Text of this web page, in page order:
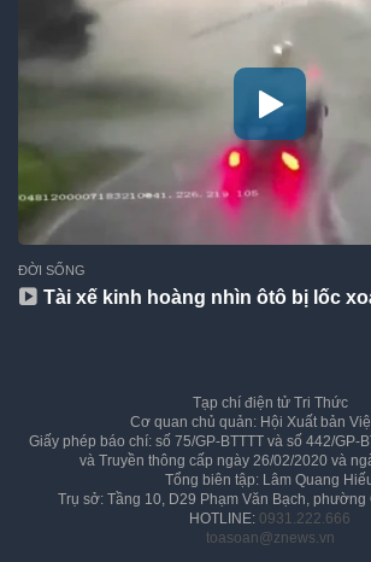
ĐỜI SỐNG
Tài xế kinh hoàng nhìn ôtô bị lốc
Tạp chí điện tử Tri Thức
Cơ quan chủ quản: Hội Xuất bản
Giấy phép báo chí: số 75/GP-BTTTT và số 442/GP-
và Truyền thông cấp ngày 26/02/2020 và
Tổng biên tập: Lâm Quang
Trụ sở: Tầng 10, D29 Phạm Văn Bạch, phường
HOTLINE: 0931.222.666
toasoan@znews.vn